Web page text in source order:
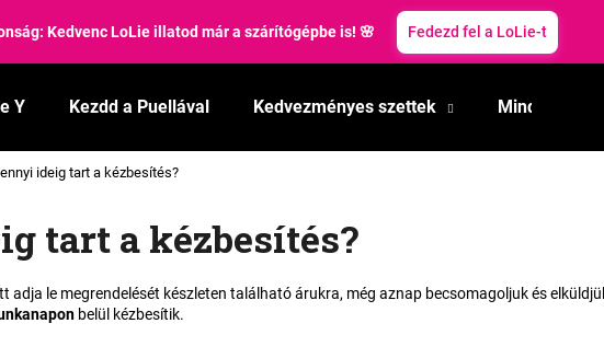
Kedvenc LoLie illatod már a szárítógépbe is! 🌸 Fedezd fel a LoLie-t
Y Kezdd a Puellával Kedvezményes szettek Minden
ideig tart a kézbesítés?
tart a kézbesítés?
adja le megrendelését készleten található árukra, még aznap becsomagoljuk és
belül kézbesítik.
Mit keres?
Ajánljuk